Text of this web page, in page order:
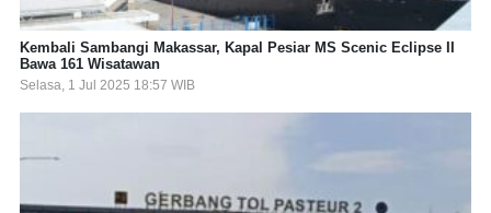
Kembali Sambangi Makassar, Kapal Pesiar MS Scenic Eclipse II
Bawa 161 Wisatawan
Selasa, 1 Jul 2025 18:57 WIB